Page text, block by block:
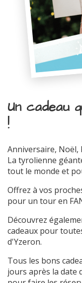
Un cadeau
!
Anniversaire, Noël,
La tyrolienne
tout le monde et
Offrez à vos
pour un tour en
Découvrez
cadeaux pour
d'Yzeron.
Tous les bons
jours après la date